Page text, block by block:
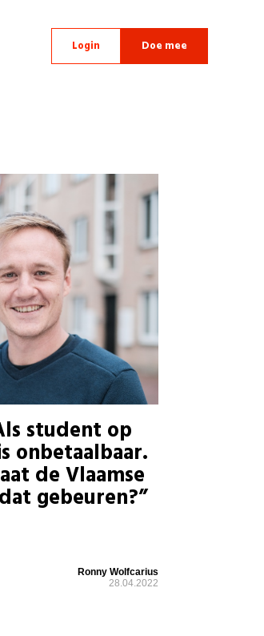
Login Doe mee
student op
onbetaalbaar.
de Vlaamse
gebeuren?”
Ronny Wolfcarius
28.04.2022